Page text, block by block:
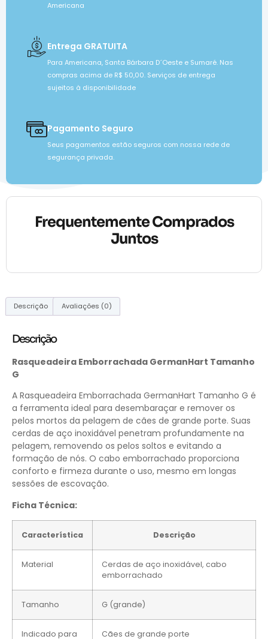
Americana
Entrega GRATUITA
Para Americana, Santa Bárbara D´Oeste e Sumaré. Nas
compras acima de R$ 50,00. Serviços de entrega
sujeitos à disponibilidade
Pagamento Seguro
Seus pagamentos estão seguros com nossa rede de
segurança privada.
Frequentemente Comprados
Juntos
Descrição Avaliações (0)
Descrição
Rasqueadeira Emborrachada GermanHart Tamanho
G
A Rasqueadeira Emborrachada GermanHart Tamanho G é
a ferramenta ideal para desembaraçar e remover os
pelos mortos da pelagem de cães de grande porte. Suas
cerdas de aço inoxidável penetram profundamente na
pelagem, removendo os pelos soltos e evitando a
formação de nós. O cabo emborrachado proporciona
conforto e firmeza durante o uso, mesmo em longas
sessões de escovação.
Ficha Técnica:
Característica Descrição
Material
Cerdas de aço inoxidável, cabo
emborrachado
Tamanho G (grande)
Indicado para Cães de grande porte